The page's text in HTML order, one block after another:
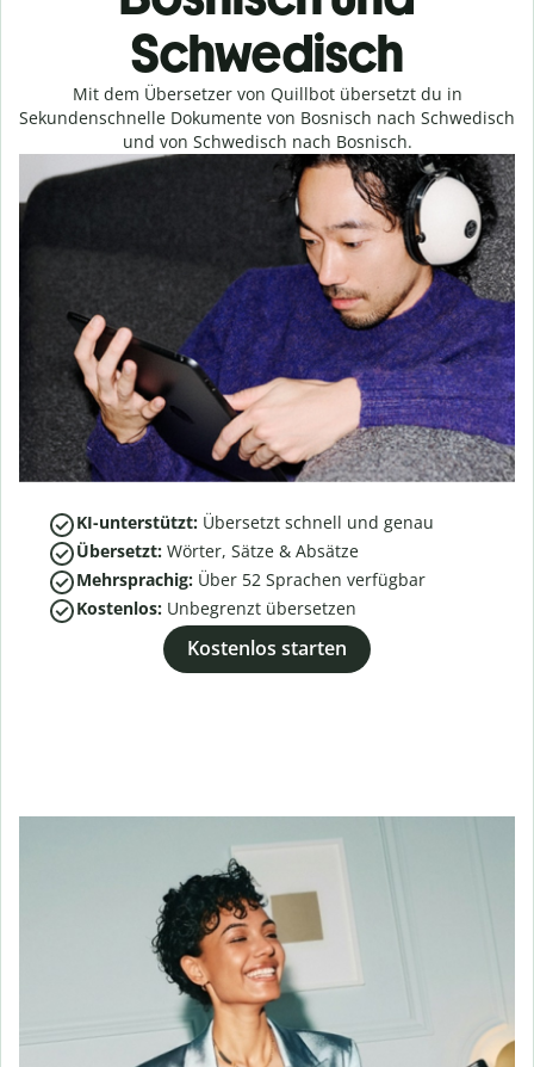
Schwedisch
Mit dem Übersetzer von Quillbot übersetzt du in
Sekundenschnelle Dokumente von Bosnisch nach Schwedisch
und von Schwedisch nach Bosnisch.
KI-unterstützt: Übersetzt schnell und genau
Übersetzt: Wörter, Sätze & Absätze
Mehrsprachig: Über 52 Sprachen verfügbar
Kostenlos: Unbegrenzt übersetzen
Kostenlos starten